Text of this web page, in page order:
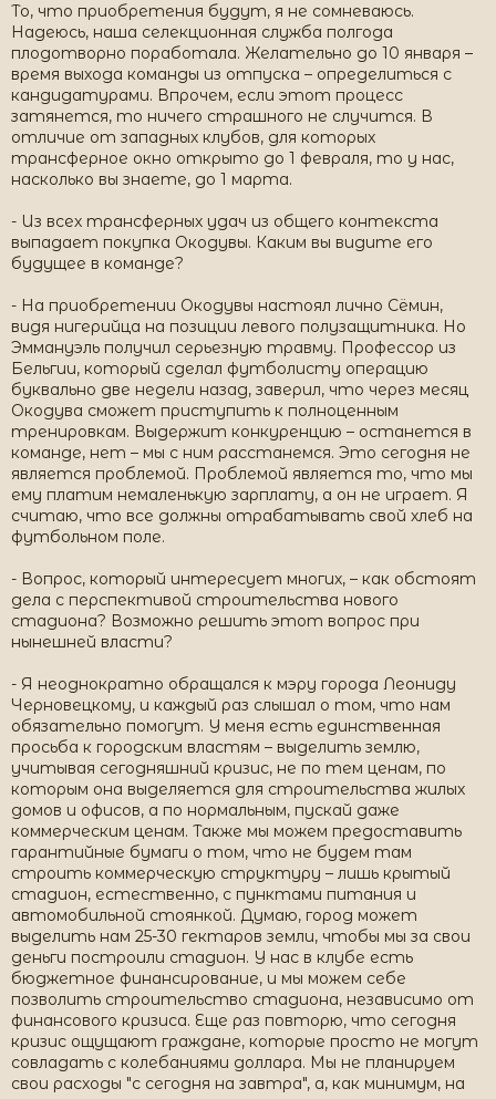
То, что приобретения будут, я не сомневаюсь.
Надеюсь, наша селекционная служба полгода
плодотворно поработала. Желательно до 10 января –
время выхода команды из отпуска – определиться с
кандидатурами. Впрочем, если этот процесс
затянется, то ничего страшного не случится. В
отличие от западных клубов, для которых
трансферное окно открыто до 1 февраля, то у нас,
насколько вы знаете, до 1 марта.
- Из всех трансферных удач из общего контекста
выпадает покупка Окодувы. Каким вы видите его
будущее в команде?
- На приобретении Окодувы настоял лично Сёмин,
видя нигерийца на позиции левого полузащитника. Но
Эммануэль получил серьезную травму. Профессор из
Бельгии, который сделал футболисту операцию
буквально две недели назад, заверил, что через месяц
Окодува сможет приступить к полноценным
тренировкам. Выдержит конкуренцию – останется в
команде, нет – мы с ним расстанемся. Это сегодня не
является проблемой. Проблемой является то, что мы
ему платим немаленькую зарплату, а он не играет. Я
считаю, что все должны отрабатывать свой хлеб на
футбольном поле.
- Вопрос, который интересует многих, – как обстоят
дела с перспективой строительства нового
стадиона? Возможно решить этот вопрос при
нынешней власти?
- Я неоднократно обращался к мэру города Леониду
Черновецкому, и каждый раз слышал о том, что нам
обязательно помогут. У меня есть единственная
просьба к городским властям – выделить землю,
учитывая сегодняшний кризис, не по тем ценам, по
которым она выделяется для строительства жилых
домов и офисов, а по нормальным, пускай даже
коммерческим ценам. Также мы можем предоставить
гарантийные бумаги о том, что не будем там
строить коммерческую структуру – лишь крытый
стадион, естественно, с пунктами питания и
автомобильной стоянкой. Думаю, город может
выделить нам 25-30 гектаров земли, чтобы мы за свои
деньги построили стадион. У нас в клубе есть
бюджетное финансирование, и мы можем себе
позволить строительство стадиона, независимо от
финансового кризиса. Еще раз повторю, что сегодня
кризис ощущают граждане, которые просто не могут
совладать с колебаниями доллара. Мы не планируем
свои расходы "с сегодня на завтра", а, как минимум, на